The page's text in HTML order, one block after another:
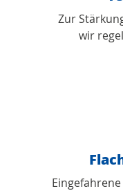
Zur
wir